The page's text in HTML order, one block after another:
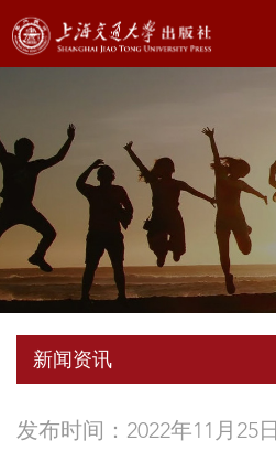
新闻资讯
发布时间：2022年11月25日